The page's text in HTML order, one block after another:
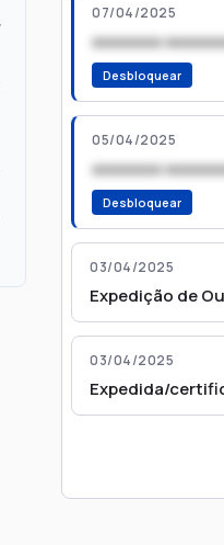
07/04/2025
xxxxxxxx
Desbloquear
05/04/2025
xxxxxxxx
Desbloquear
03/04/2025
Expedição de
03/04/2025
Expedida/